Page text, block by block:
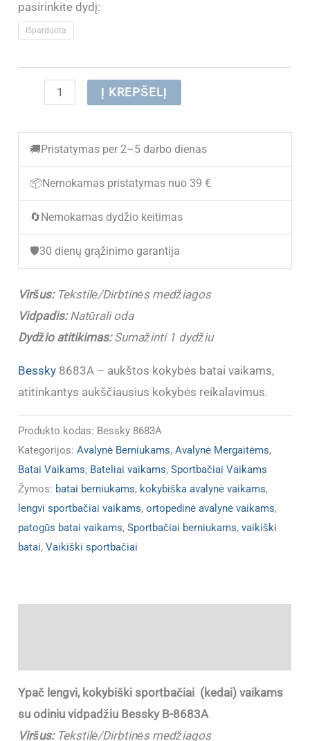
pasirinkite dydį:
Išparduota
produkto
(IŠPARDUOTA)
Sportbačiai
(kedai)
Bessky
Į KREPŠELĮ
🚚 Pristatymas per 2–5 darbo dienas
📦 Nemokamas pristatymas nuo 39 €
🔄 Nemokamas dydžio keitimas
🛡️30 dienų grąžinimo garantija
Viršus:Tekstilė/Dirbtinės medžiagos
Vidpadis:Natūrali oda
Dydžio atitikimas:Sumažinti 1 dydžiu
Bessky 8683A – aukštos kokybės batai vaikams,
atitinkantys aukščiausius kokybės reikalavimus.
Produkto kodas: Bessky 8683A
Kategorijos:Avalynė Berniukams,Avalynė Mergaitėms,
Batai Vaikams, Bateliai vaikams,Sportbačiai Vaikams
Žymos: batai berniukams, kokybiška avalynė vaikams,
lengvi sportbačiai vaikams,ortopedinė avalynė vaikams,
patogūs batai vaikams,Sportbačiai berniukams,vaikiški
batai,Vaikiški sportbačiai
Ypač lengvi, kokybiški sportbačiai (kedai) vaikams
su odiniu vidpadžiu Bessky B-8683A
Viršus:Tekstilė/Dirbtinės medžiagos